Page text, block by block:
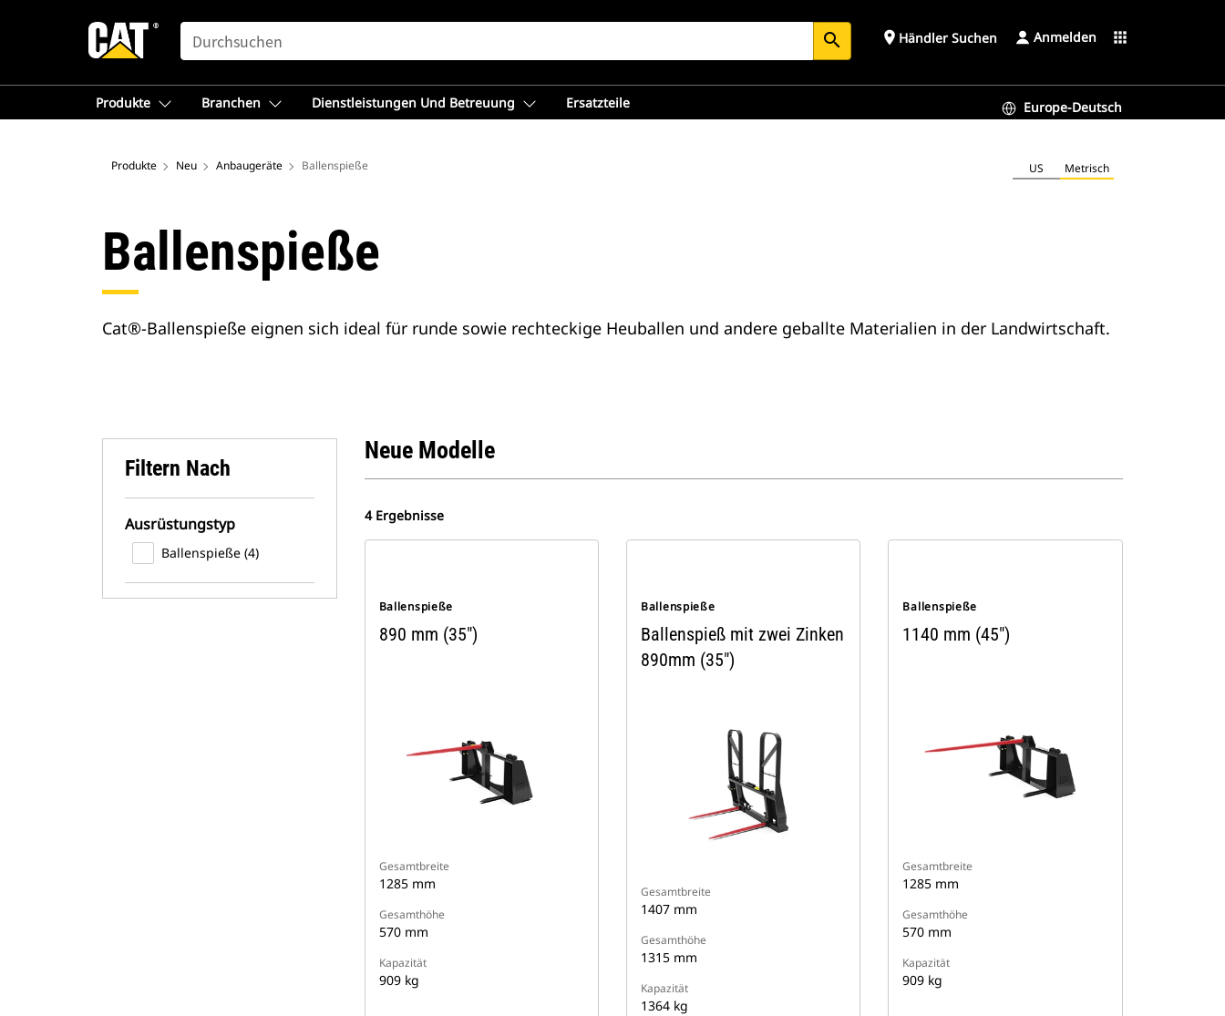
SEARCH search place Händler Suchen Anmelden apps
Produkte Branchen Dienstleistungen Und Betreuung Ersatzteile Europe-Deutsch
Produkte Neu Anbaugeräte Ballenspieße US Metrisch
Ballenspieße
Cat®-Ballenspieße eignen sich ideal für runde sowie rechteckige Heuballen und andere geballte Materialien in der Landwirtschaft.
Filtern Nach
Ausrüstungstyp
Ballenspieße (4)
Neue Modelle
4 Ergebnisse
Ballenspieße
890 mm (35")
Gesamtbreite
1285 mm
Gesamthöhe
570 mm
Kapazität
909 kg
Ballenspieße
Ballenspieß mit zwei Zinken
890mm (35")
Gesamtbreite
1407 mm
Gesamthöhe
1315 mm
Kapazität
1364 kg
Ballenspieße
1140 mm (45")
Gesamtbreite
1285 mm
Gesamthöhe
570 mm
Kapazität
909 kg